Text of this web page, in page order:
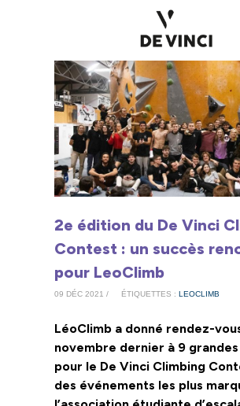
2e édition du De Vinci
Contest : un succès
pour LeoClimb
09 DÉC 2021 / ÉTIQUETTES : LEOCLIMB
LéoClimb a donné rendez-
novembre dernier à 9
pour le De Vinci Climbing
des événements les plus